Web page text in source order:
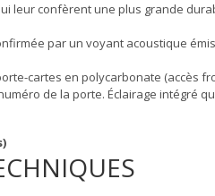
leur confèrent une plus grande
par un voyant acoustique
cartes en polycarbonate (accès
de la porte. Éclairage intégré